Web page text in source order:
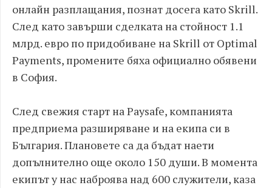
онлайн разплащания, познат досега като Skrill.
След като завърши сделката на стойност 1.1
млрд. евро по придобиване на Skrill от Optimal
Payments, промените бяха официално обявени
в София.
След свежия старт на Paysafe, компанията
предприема разширяване и на екипа си в
България. Плановете са да бъдат наети
допълнително още около 150 души. В момента
екипът у нас наброява над 600 служители, каза